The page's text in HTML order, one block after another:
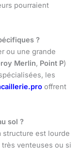
pourraient
?
ou une grande
Merlin, Point P)
les
offrent
sol ?
structure est lourde
venteuses ou si